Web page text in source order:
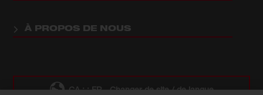
À PROPOS DE NOUS
CA : : FR - Changer de site / de langue